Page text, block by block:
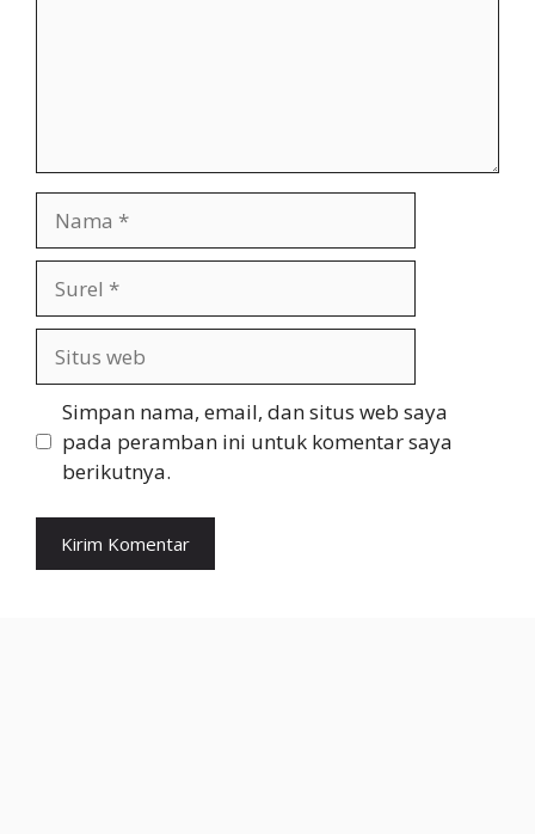
web
Simpan nama, email, dan situs web saya
pada peramban ini untuk komentar saya
berikutnya.